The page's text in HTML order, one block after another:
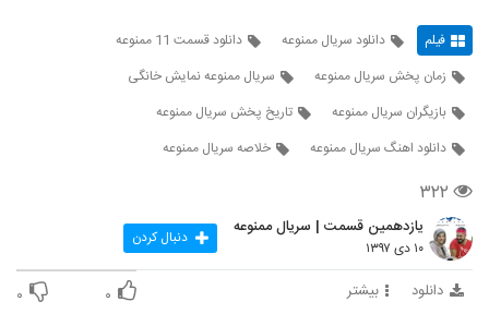
فیلم دانلود سریال ممنوعه
دانلود قسمت 11 ممنوعه
زمان پخش سریال ممنوعه
سریال ممنوعه نمایش خانگی
بازیگران سریال ممنوعه
تاریخ پخش سریال ممنوعه
دانلود اهنگ سریال ممنوعه
خلاصه سریال ممنوعه
۳۲۲
یازدهمین قسمت | سریال ممنوعه
۱۰ دی ۱۳۹۷ دنبال کردن
دانلود بیشتر ۰ ۰